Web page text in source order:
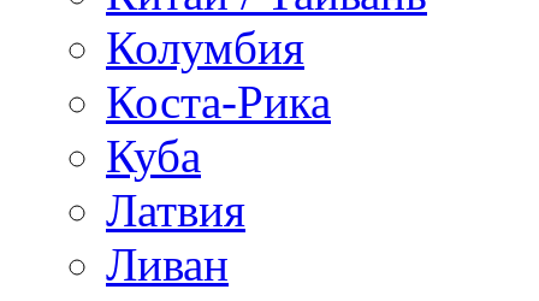
Колумбия
Коста-Рика
Куба
Латвия
Ливан